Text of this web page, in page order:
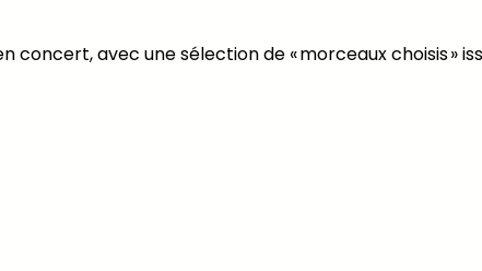
avec une sélection de « morceaux choisis »